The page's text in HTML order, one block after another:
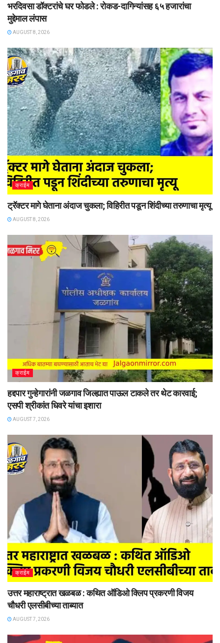
भरदिवसा डॉक्टरांचे घर फोडले : रोकड-दागिन्यांसह ६५ हजारांचा
मुद्देमाल लंपास
AUGUST 8, 2026
क्राईम
ट्रॅक्टर मागे घेताना अंदाज चुकला; विहिरीत पडून शिंदीच्या तरुणाचा मृत्यू
AUGUST 8, 2026
क्राईम
हद्दपार गुन्हेगारांनी जळगाव जिल्ह्यात पाऊल टाकले तर थेट कारवाई;
एसपी श्रीकांत धिवरे यांचा इशारा
AUGUST 7, 2026
क्राईम
उत्तर महाराष्ट्रात खळबळ : कथित ऑडिओ क्लिप प्रकरणी विजय
चौधरी एलसीबीच्या ताब्यात
AUGUST 7, 2026